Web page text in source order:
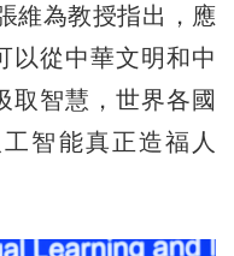
維為教授指出，應
以從中華文明和中
取智慧，世界各國
智能真正造福人